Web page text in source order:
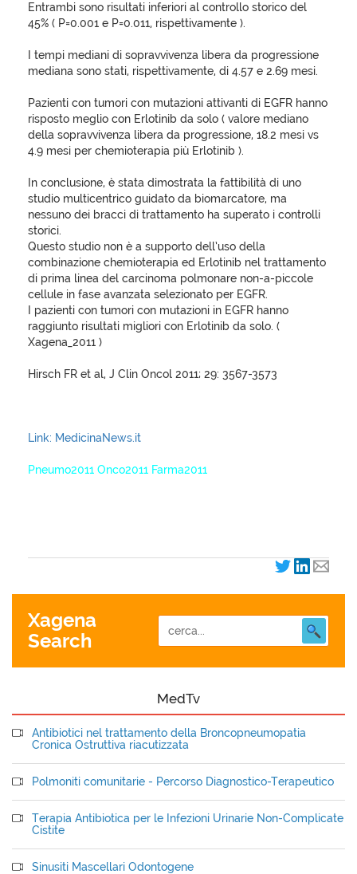
Entrambi sono risultati inferiori al controllo storico del
45% ( P=0.001 e P=0.011, rispettivamente ).
I tempi mediani di sopravvivenza libera da progressione
mediana sono stati, rispettivamente, di 4.57 e 2.69 mesi.
Pazienti con tumori con mutazioni attivanti di EGFR hanno
risposto meglio con Erlotinib da solo ( valore mediano
della sopravvivenza libera da progressione, 18.2 mesi vs
4.9 mesi per chemioterapia più Erlotinib ).
In conclusione, è stata dimostrata la fattibilità di uno
studio multicentrico guidato da biomarcatore, ma
nessuno dei bracci di trattamento ha superato i controlli
storici.
Questo studio non è a supporto dell’uso della
combinazione chemioterapia ed Erlotinib nel trattamento
di prima linea del carcinoma polmonare non-a-piccole
cellule in fase avanzata selezionato per EGFR.
I pazienti con tumori con mutazioni in EGFR hanno
raggiunto risultati migliori con Erlotinib da solo. (
Xagena_2011 )
Hirsch FR et al, J Clin Oncol 2011; 29: 3567-3573
Link: MedicinaNews.it
Pneumo2011 Onco2011 Farma2011
Xagena
Search
MedTv
Antibiotici nel trattamento della Broncopneumopatia
Cronica Ostruttiva riacutizzata
Polmoniti comunitarie - Percorso Diagnostico-Terapeutico
Terapia Antibiotica per le Infezioni Urinarie Non-Complicate
Cistite
Sinusiti Mascellari Odontogene